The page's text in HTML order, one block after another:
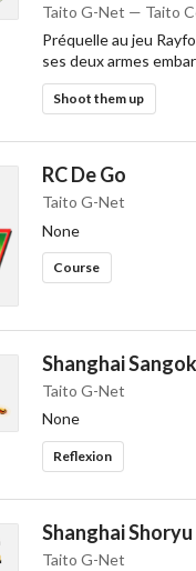
Taito G-Net — Taito
Préquelle au jeu
ses deux armes
Shoot them up
RC De Go
Taito G-Net
None
Course
Shanghai
Taito G-Net
None
Reflexion
Shanghai Shoryu
Taito G-Net